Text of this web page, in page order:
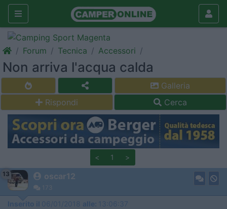
Forum Tecnica Accessori
Non arriva l'acqua calda
Galleria
Rispondi
Cerca
< 1 >
13 oscar12
173
Inserito il 06/01/2018 alle: 13:06:37